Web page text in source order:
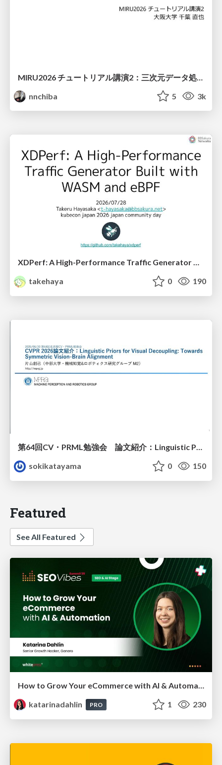
nnchiba
5 3k
XDPerf: A High-Performance Traffic Generator Built with WASM and eBPF
takehaya
0 190
第64回CV・PRML勉強会 論文紹介：Linguistic Priors for Visual Decoupling: Towards Symmetric Vision-Brain Alignment
sokikatayama
0 150
Featured
See All Featured
katarinadahlin
PRO 1 230